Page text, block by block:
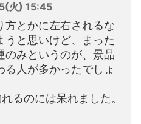
火) 15:45
方とかに左右されるな
うと思いけど、まった
のみというのが、景品
人が多かったでしょ
るのには呆れました。